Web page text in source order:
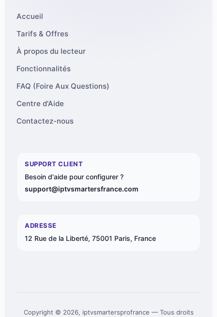
Accueil
Tarifs & Offres
À propos du lecteur
Fonctionnalités
FAQ (Foire Aux Questions)
Centre d'Aide
Contactez-nous
SUPPORT CLIENT
Besoin d'aide pour configurer ?
support@iptvsmartersfrance.com
ADRESSE
12 Rue de la Liberté, 75001 Paris, France
Copyright © 2026, iptvsmartersprofrance — Tous droits